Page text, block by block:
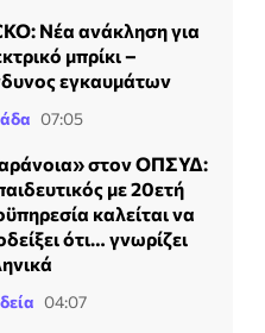
Νέα ανάκληση για
μπρίκι –
εγκαυμάτων
07:05
στον ΟΠΣΥΔ:
με 20ετή
καλείται να
ότι… γνωρίζει
04:07